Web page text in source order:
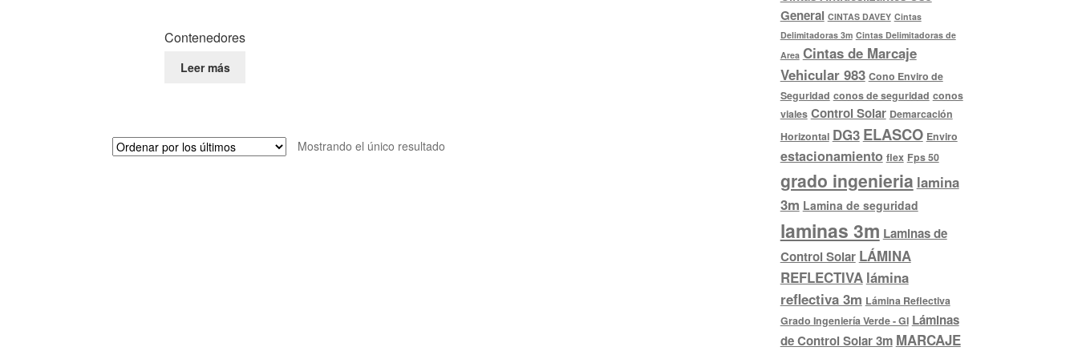
Contenedores
Leer más
Mostrando el único resultado
General CINTAS DAVEY Cintas
Delimitadoras 3m Cintas Delimitadoras de
Area Cintas de Marcaje
Vehicular 983 Cono Enviro de
Seguridad conos de seguridad conos
viales Control Solar Demarcación
Horizontal DG3 ELASCO Enviro
estacionamiento flex Fps 50
grado ingenieria lamina
3m Lamina de seguridad
laminas 3m Laminas de
Control Solar LÁMINA
REFLECTIVA lámina
reflectiva 3m Lámina Reflectiva
Grado Ingeniería Verde - GI Láminas
de Control Solar 3m MARCAJE